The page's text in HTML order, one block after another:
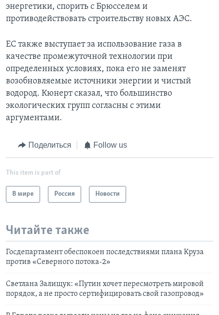
энергетики, спорить с Брюсселем и
противодействовать строительству новых АЭС.
ЕС также выступает за использование газа в
качестве промежуточной технологии при
определенных условиях, пока его не заменят
возобновляемые источники энергии и чистый
водород. Кюнерт сказал, что большинство
экологических групп согласны с этими
аргументами.
Поделиться Follow us
This item is part of
В мире Россия Новости
Читайте также
Госдепартамент обеспокоен последствиями плана Круза
против «Северного потока-2»
Светлана Залищук: «Путин хочет пересмотреть мировой
порядок, а не просто сертифицировать свой газопровод»